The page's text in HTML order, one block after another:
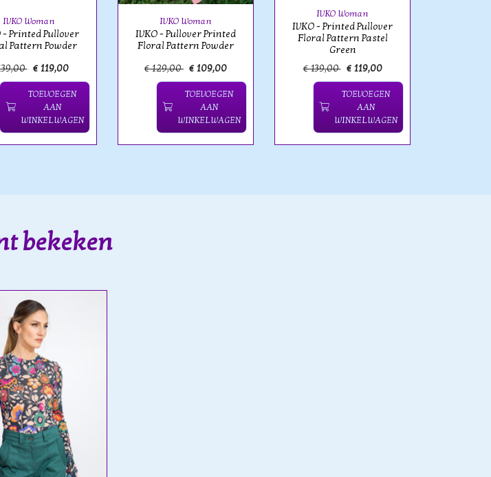
IVKO Woman
- Printed Pullover
Pattern Powder
€ 119,00
TOEVOEGEN
AAN
WINKELWAGEN
IVKO Woman
IVKO - Pullover Printed
Floral Pattern Powder
€ 129,00 € 109,00
TOEVOEGEN
AAN
WINKELWAGEN
IVKO Woman
IVKO - Printed Pullover
Floral Pattern Pastel
Green
€ 139,00 € 119,00
TOEVOEGEN
AAN
WINKELWAGEN
bekeken